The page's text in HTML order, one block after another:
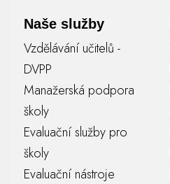
Naše služby
Vzdělávání učitelů -
DVPP
Manažerská podpora
školy
Evaluační služby pro
školy
Evaluační nástroje